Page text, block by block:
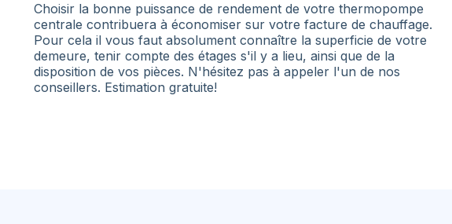
Choisir la bonne puissance de rendement de votre thermopompe
centrale contribuera à économiser sur votre facture de chauffage.
Pour cela il vous faut absolument connaître la superficie de votre
demeure, tenir compte des étages s'il y a lieu, ainsi que de la
disposition de vos pièces. N'hésitez pas à appeler l'un de nos
conseillers. Estimation gratuite!